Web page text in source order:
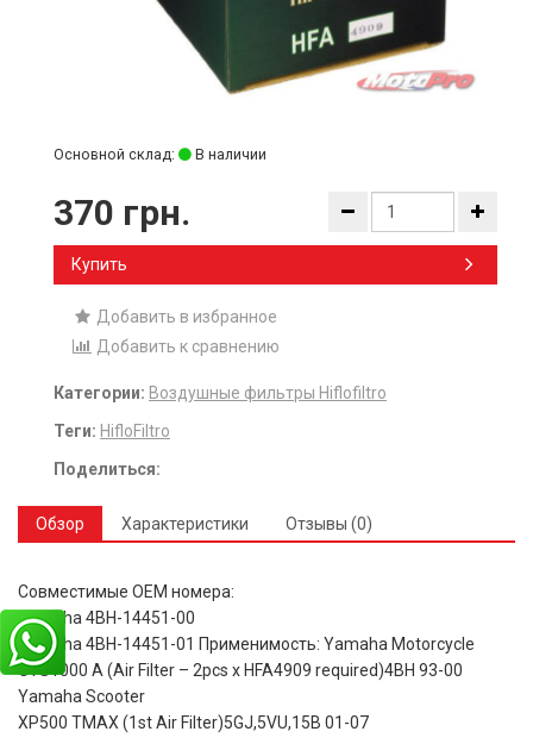
Основной склад: В наличии
370 грн.
Купить
Добавить в избранное
Добавить к сравнению
Категории: Воздушные фильтры Hiflofiltro
Теги: HifloFiltro
Поделиться:
Обзор Характеристики Отзывы (0)
Совместимые OEM номера:
Yamaha 4BH-14451-00
Yamaha 4BH-14451-01 Применимость: Yamaha Motorcycle
GTS1000 A (Air Filter – 2pcs x HFA4909 required)4BH 93-00
Yamaha Scooter
XP500 TMAX (1st Air Filter)5GJ,5VU,15B 01-07